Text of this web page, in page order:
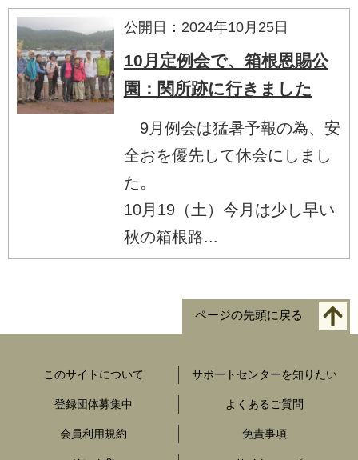
公開日：2024年10月25日
10月定例会で、箱根恩賜公
園：関所跡に行きました
9月例会は猛暑予報の為、安
全おを優先して休会にしまし
た。
10月19（土）今月は少し早い
秋の箱根路...
ページの先頭に戻る
このサイトについて サポートセンターを知りたい
登録団体募集中 よくあるご質問
会員利用規約 免責事項